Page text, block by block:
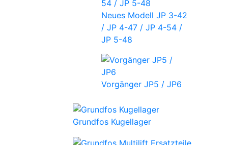
Neues Modell JP 3-42
/ JP 4-47 / JP 4-54 /
JP 5-48
Vorgänger JP5 / JP6
Grundfos Kugellager